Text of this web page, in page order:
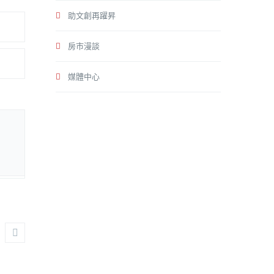
助文創再躍昇
房市漫談
媒體中心